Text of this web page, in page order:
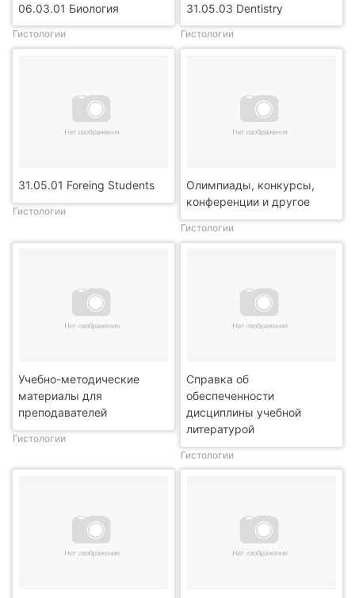
06.03.01 Биология
Гистологии
31.05.03 Dentistry
Гистологии
31.05.01 Foreing Students
Гистологии
Олимпиады, конкурсы,
конференции и другое
Гистологии
Учебно-методические
материалы для
преподавателей
Гистологии
Справка об
обеспеченности
дисциплины учебной
литературой
Гистологии